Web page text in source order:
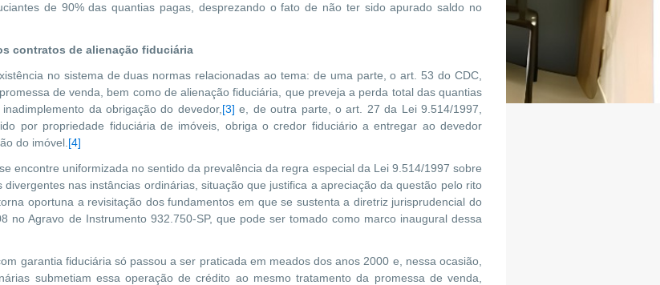
de 90% das quantias pagas, desprezando o fato de não ter sido apurado saldo no
contratos de alienação fiduciária
no sistema de duas normas relacionadas ao tema: de uma parte, o art. 53 do CDC,
de venda, bem como de alienação fiduciária, que preveja a perda total das quantias
da obrigação do devedor, [3] e, de outra parte, o art. 27 da Lei 9.514/1997,
por propriedade fiduciária de imóveis, obriga o credor fiduciário a entregar ao devedor
do imóvel. [4]
encontre uniformizada no sentido da prevalência da regra especial da Lei 9.514/1997 sobre
divergentes nas instâncias ordinárias, situação que justifica a apreciação da questão pelo rito
oportuna a revisitação dos fundamentos em que se sustenta a diretriz jurisprudencial do
no Agravo de Instrumento 932.750-SP, que pode ser tomado como marco inaugural dessa
garantia fiduciária só passou a ser praticada em meados dos anos 2000 e, nessa ocasião,
submetiam essa operação de crédito ao mesmo tratamento da promessa de venda,